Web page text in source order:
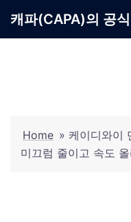
캐파(CAPA)의 공
Home » 케이디와이
미끄럼 줄이고 속도